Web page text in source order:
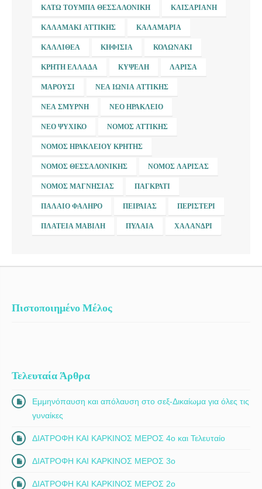
ΚΆΤΩ ΤΟΎΜΠΑ ΘΕΣΣΑΛΟΝΊΚΗ ΚΑΙΣΑΡΙΑΝΉ
ΚΑΛΑΜΆΚΙ ΑΤΤΙΚΉΣ ΚΑΛΑΜΑΡΙΆ
ΚΑΛΛΙΘΈΑ ΚΗΦΙΣΙΆ ΚΟΛΩΝΆΚΙ
ΚΡΉΤΗ ΕΛΛΆΔΑ ΚΥΨΈΛΗ ΛΆΡΙΣΑ
ΜΑΡΟΎΣΙ ΝΈΑ ΙΩΝΊΑ ΑΤΤΙΚΉΣ
ΝΈΑ ΣΜΎΡΝΗ ΝΈΟ ΗΡΆΚΛΕΙΟ
ΝΈΟ ΨΥΧΙΚΌ ΝΟΜΌΣ ΑΤΤΙΚΉΣ
ΝΟΜΌΣ ΗΡΑΚΛΕΊΟΥ ΚΡΉΤΗΣ
ΝΟΜΌΣ ΘΕΣΣΑΛΟΝΊΚΗΣ ΝΟΜΌΣ ΛΆΡΙΣΑΣ
ΝΟΜΌΣ ΜΑΓΝΗΣΊΑΣ ΠΑΓΚΡΆΤΙ
ΠΑΛΑΙΌ ΦΆΛΗΡΟ ΠΕΙΡΑΙΆΣ ΠΕΡΙΣΤΈΡΙ
ΠΛΑΤΕΊΑ ΜΑΒΊΛΗ ΠΥΛΑΊΑ ΧΑΛΆΝΔΡΙ
Πιστοποιημένο Μέλος
Τελευταία Άρθρα
Εμμηνόπαυση και απόλαυση στο σεξ-Δικαίωμα για όλες τις
γυναίκες
ΔΙΑΤΡΟΦΗ ΚΑΙ ΚΑΡΚΙΝΟΣ ΜΕΡΟΣ 4ο και Τελευταίο
ΔΙΑΤΡΟΦΗ ΚΑΙ ΚΑΡΚΙΝΟΣ ΜΕΡΟΣ 3ο
ΔΙΑΤΡΟΦΗ ΚΑΙ ΚΑΡΚΙΝΟΣ ΜΕΡΟΣ 2ο